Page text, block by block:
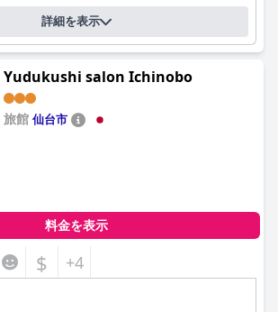
詳細を表示
Yudukushi salon Ichinobo
旅館 仙台市
料金を表示
$ +4